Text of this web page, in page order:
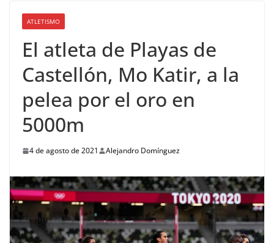
ATLETISMO
El atleta de Playas de
Castellón, Mo Katir, a la
pelea por el oro en
5000m
4 de agosto de 2021 Alejandro Domínguez